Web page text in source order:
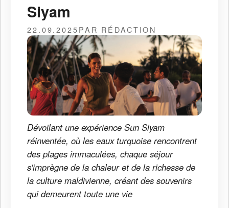
Siyam
22.09.2025PAR RÉDACTION
Dévoilant une expérience Sun Siyam
réinventée, où les eaux turquoise rencontrent
des plages immaculées, chaque séjour
s'imprègne de la chaleur et de la richesse de
la culture maldivienne, créant des souvenirs
qui demeurent toute une vie